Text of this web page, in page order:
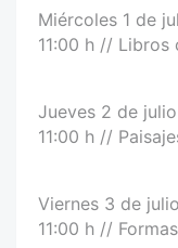
Miércoles 1 de
11:00 h // Libros
Jueves 2 de julio
11:00 h //
Viernes 3 de julio
11:00 h //